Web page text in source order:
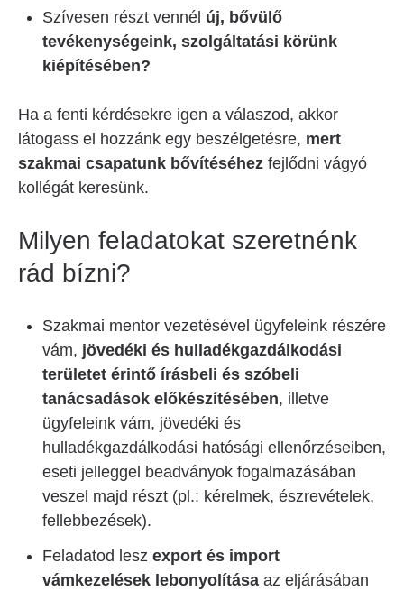
Szívesen részt vennél új, bővülő
tevékenységeink, szolgáltatási körünk
kiépítésében?
Ha a fenti kérdésekre igen a válaszod, akkor
látogass el hozzánk egy beszélgetésre, mert
szakmai csapatunk bővítéséhez fejlődni vágyó
kollégát keresünk.
Milyen feladatokat szeretnénk
rád bízni?
Szakmai mentor vezetésével ügyfeleink részére
vám, jövedéki és hulladékgazdálkodási
területet érintő írásbeli és szóbeli
tanácsadások előkészítésében, illetve
ügyfeleink vám, jövedéki és
hulladékgazdálkodási hatósági ellenőrzéseiben,
eseti jelleggel beadványok fogalmazásában
veszel majd részt (pl.: kérelmek, észrevételek,
fellebbezések).
Feladatod lesz export és import
vámkezelések lebonyolítása az eljárásában